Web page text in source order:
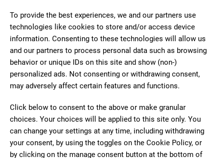
To provide the best experiences, we and our partners use
technologies like cookies to store and/or access device
information. Consenting to these technologies will allow us
and our partners to process personal data such as browsing
behavior or unique IDs on this site and show (non-)
personalized ads. Not consenting or withdrawing consent,
may adversely affect certain features and functions.
Click below to consent to the above or make granular
choices. Your choices will be applied to this site only. You
can change your settings at any time, including withdrawing
your consent, by using the toggles on the Cookie Policy, or
by clicking on the manage consent button at the bottom of
Lunes - Jueves: 8:00–14:00 | 17:00–20:00
Viernes - Sábado: 8:00–14:00
Domingo: Cerrado
ABIERTO
3 Comentarios